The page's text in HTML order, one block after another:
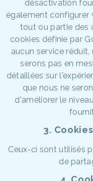
désactivation
également configurer
tout ou partie des
cookies définie par
aucun service
serons pas en
détaillées sur
que nous ne
d'améliorer le
3.
Ceux-ci sont utilisés
de